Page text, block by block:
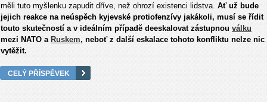
měli tuto myšlenku zapudit dříve, než ohrozí existenci lidstva. Ať už bude
jejich reakce na neúspěch kyjevské protiofenzívy jakákoli, musí se řídit
touto skutečností a v ideálním případě deeskalovat zástupnou válku
mezi NATO a Ruskem, neboť z další eskalace tohoto konfliktu nelze nic
vytěžit.
CELÝ PŘÍSPĚVEK